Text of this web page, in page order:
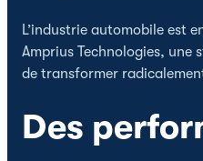
L’industrie automobile est
Amprius Technologies,
de transformer
Des